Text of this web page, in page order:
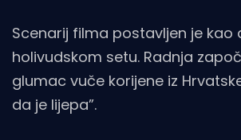
Scenarij filma postavljen je
holivudskom setu. Radnja
glumac vuče korijene iz
da je lijepa”.